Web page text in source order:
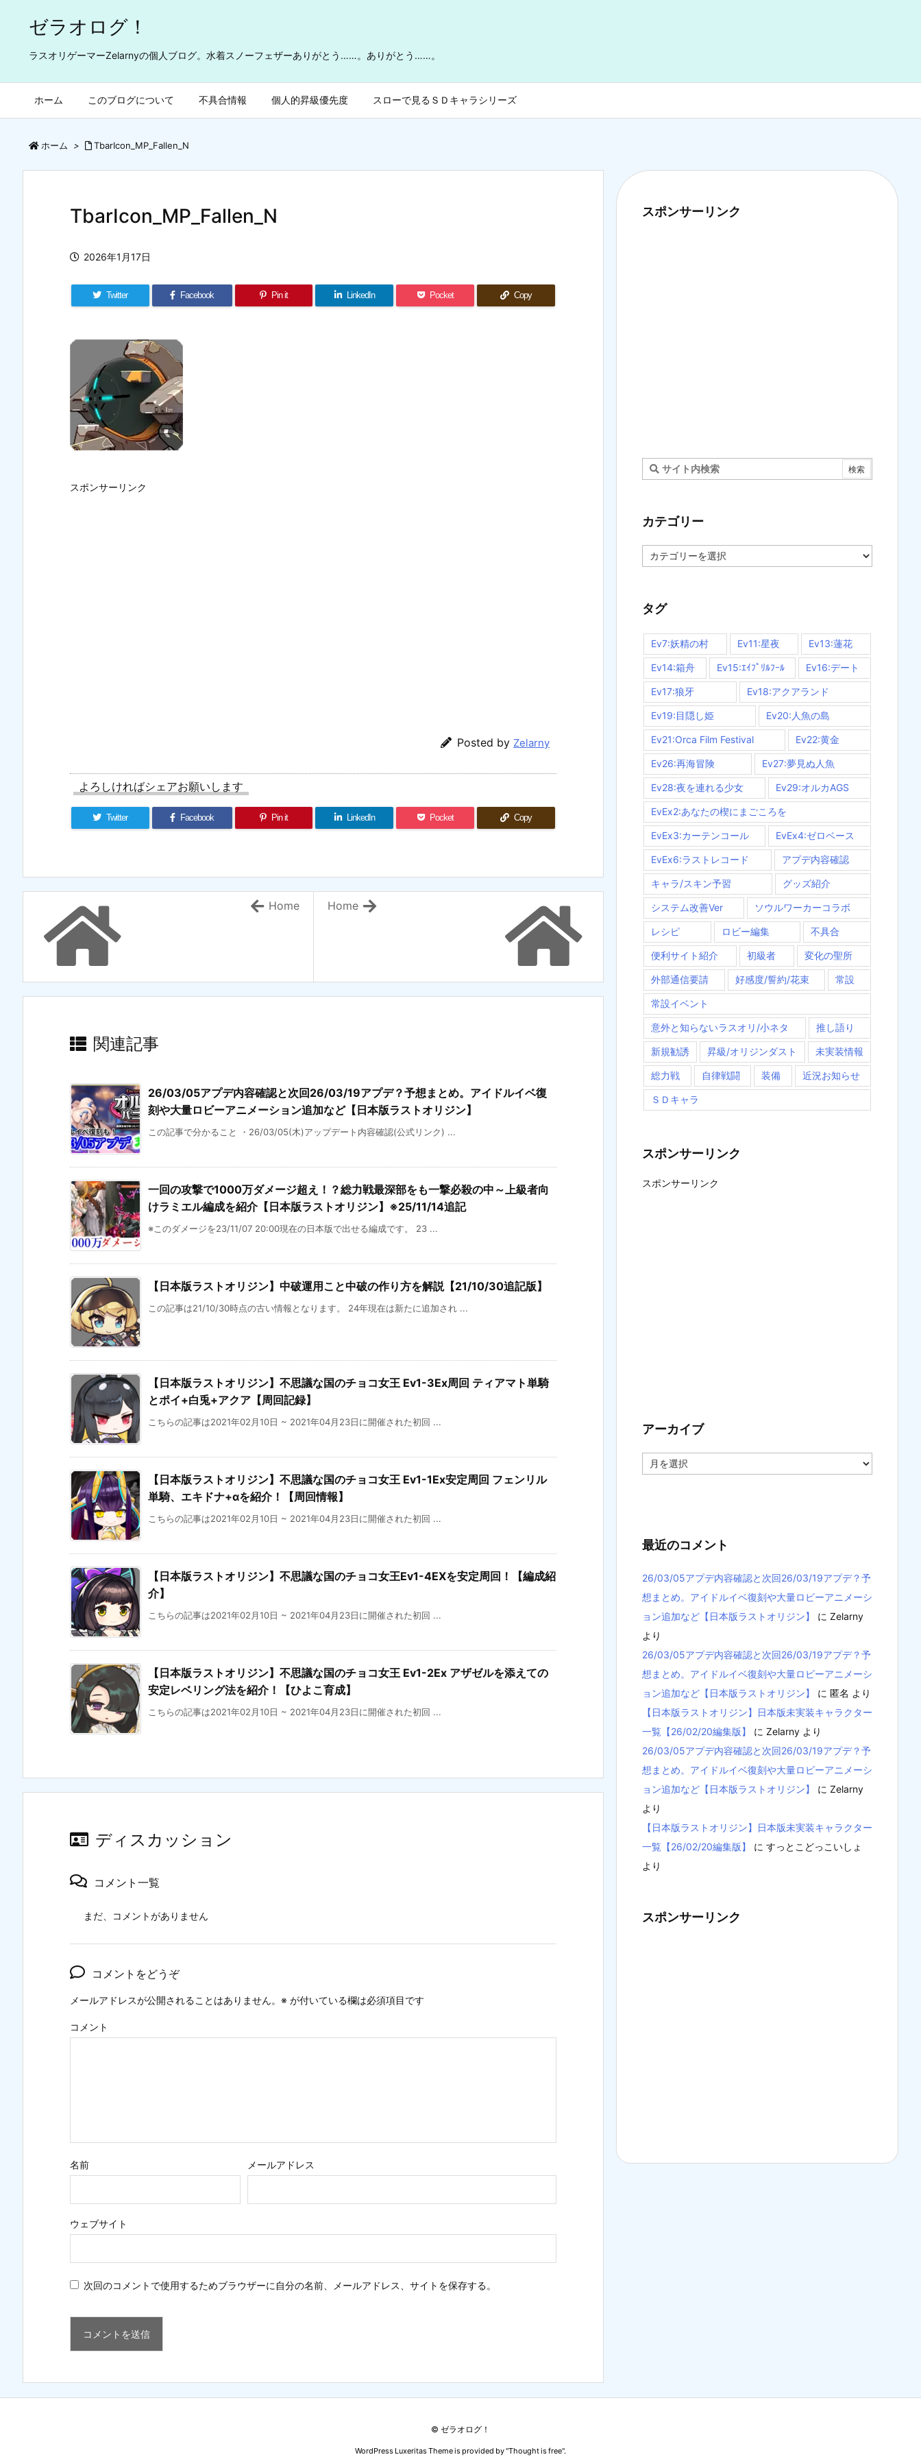
ゼラオログ！
ラスオリゲーマーZelarnyの個人ブログ。水着スノーフェザーありがとう……。ありがとう……。
ホーム このブログについて 不具合情報 個人的昇級優先度 スローで見るＳＤキャラシリーズ
ホーム > TbarIcon_MP_Fallen_N
TbarIcon_MP_Fallen_N
2026年1月17日
Twitter Facebook Pin it LinkedIn Pocket Copy
スポンサーリンク
Posted by Zelarny
よろしければシェアお願いします
Twitter Facebook Pin it LinkedIn Pocket Copy
Home
Home
関連記事
26/03/05アプデ内容確認と次回26/03/19アプデ？予想まとめ。アイドルイベ復
刻や大量ロビーアニメーション追加など【日本版ラストオリジン】
この記事で分かること ・26/03/05(木)アップデート内容確認(公式リンク) ...
一回の攻撃で1000万ダメージ超え！？総力戦最深部をも一撃必殺の中～上級者向
けラミエル編成を紹介【日本版ラストオリジン】※25/11/14追記
※このダメージを23/11/07 20:00現在の日本版で出せる編成です。 23 ...
【日本版ラストオリジン】中破運用こと中破の作り方を解説【21/10/30追記版】
この記事は21/10/30時点の古い情報となります。 24年現在は新たに追加され ...
【日本版ラストオリジン】不思議な国のチョコ女王 Ev1-3Ex周回 ティアマト単騎
とポイ+白兎+アクア【周回記録】
こちらの記事は2021年02月10日 ~ 2021年04月23日に開催された初回 ...
【日本版ラストオリジン】不思議な国のチョコ女王 Ev1-1Ex安定周回 フェンリル
単騎、エキドナ+αを紹介！【周回情報】
こちらの記事は2021年02月10日 ~ 2021年04月23日に開催された初回 ...
【日本版ラストオリジン】不思議な国のチョコ女王Ev1-4EXを安定周回！【編成紹
介】
こちらの記事は2021年02月10日 ~ 2021年04月23日に開催された初回 ...
【日本版ラストオリジン】不思議な国のチョコ女王 Ev1-2Ex アザゼルを添えての
安定レベリング法を紹介！【ひよこ育成】
こちらの記事は2021年02月10日 ~ 2021年04月23日に開催された初回 ...
ディスカッション
コメント一覧
まだ、コメントがありません
コメントをどうぞ
メールアドレスが公開されることはありません。 ※ が付いている欄は必須項目です
コメント
名前 メールアドレス
ウェブサイト
次回のコメントで使用するためブラウザーに自分の名前、メールアドレス、サイトを保存する。
スポンサーリンク
カテゴリー
テ
ー
タグ
Ev7:妖精の村 Ev11:星夜 Ev13:蓮花
Ev14:箱舟 Ev15:ｴｲﾌﾟﾘﾙﾌｰﾙ Ev16:デート
Ev17:狼牙 Ev18:アクアランド
Ev19:目隠し姫 Ev20:人魚の島
Ev21:Orca Film Festival Ev22:黄金
Ev26:再海冒険 Ev27:夢見ぬ人魚
Ev28:夜を連れる少女 Ev29:オルカAGS
EvEx2:あなたの楔にまごころを
EvEx3:カーテンコール EvEx4:ゼロベース
EvEx6:ラストレコード アプデ内容確認
キャラ/スキン予習 グッズ紹介
システム改善Ver ソウルワーカーコラボ
レシピ ロビー編集 不具合
便利サイト紹介 初級者 変化の聖所
外部通信要請 好感度/誓約/花束 常設
常設イベント
意外と知らないラスオリ/小ネタ 推し語り
新規勧誘 昇級/オリジンダスト 未実装情報
総力戦 自律戦闘 装備 近況お知らせ
ＳＤキャラ
スポンサーリンク
スポンサーリンク
アーカイブ
ー
最近のコメント
26/03/05アプデ内容確認と次回26/03/19アプデ？予
想まとめ。アイドルイベ復刻や大量ロビーアニメーシ
ョン追加など【日本版ラストオリジン】
に Zelarny
より
26/03/05アプデ内容確認と次回26/03/19アプデ？予
想まとめ。アイドルイベ復刻や大量ロビーアニメーシ
ョン追加など【日本版ラストオリジン】
に 匿名 より
【日本版ラストオリジン】日本版未実装キャラクター
一覧【26/02/20編集版】
に Zelarny より
26/03/05アプデ内容確認と次回26/03/19アプデ？予
想まとめ。アイドルイベ復刻や大量ロビーアニメーシ
ョン追加など【日本版ラストオリジン】
に Zelarny
より
【日本版ラストオリジン】日本版未実装キャラクター
一覧【26/02/20編集版】
に すっとこどっこいしょ
より
スポンサーリンク
© ゼラオログ！
WordPress Luxeritas Theme is provided by "Thought is free".